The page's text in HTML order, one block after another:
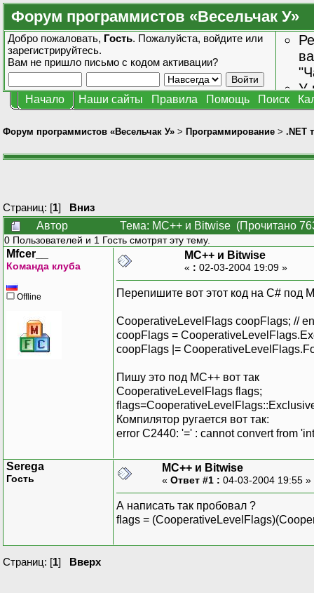
Форум программистов «Весельчак У»
Добро пожаловать, Гость. Пожалуйста, войдите или
зарегистрируйтесь.
Вам не пришло письмо с кодом активации?
У
Начало Наши сайты Правила Помощь Поиск
Форум программистов «Весельчак У» > Программирование > .NET
Страниц: [1] Вниз
Автор
Тема: MC++ и Bitwise (Прочитано
0 Пользователей и 1 Гость смотрят эту тему.
Mfcer__
Команда клуба
Offline
MC++ и Bitwise
« : 02-03-2004 19:09 »
Перепишите вот этот код на C# под
CooperativeLevelFlags coopFlags; //
coopFlags =
coopFlags |=
Пишу это под MC++ вот так
CooperativeLevelFlags flags;
Компилятор ругается вот так:
error C2440: '=' : cannot convert from
Serega
Гость
MC++ и Bitwise
« Ответ #1 : 04-03-2004 19:55 »
А написать так пробовал ?
flags =
Страниц: [1] Вверх